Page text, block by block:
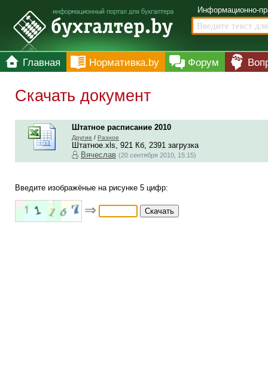
Информационно-
Главная Нормативка.by Форум
Скачать документ
Штатное расписание 2010
Другие / Разное
Штатное.xls, 921 Кб, 2391 загрузка
Вячеслав (20 сентября 2010, 15:15)
Введите изображёные на рисунке 5 цифр:
⇒